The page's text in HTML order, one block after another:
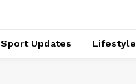
Sport Updates Lifestyle